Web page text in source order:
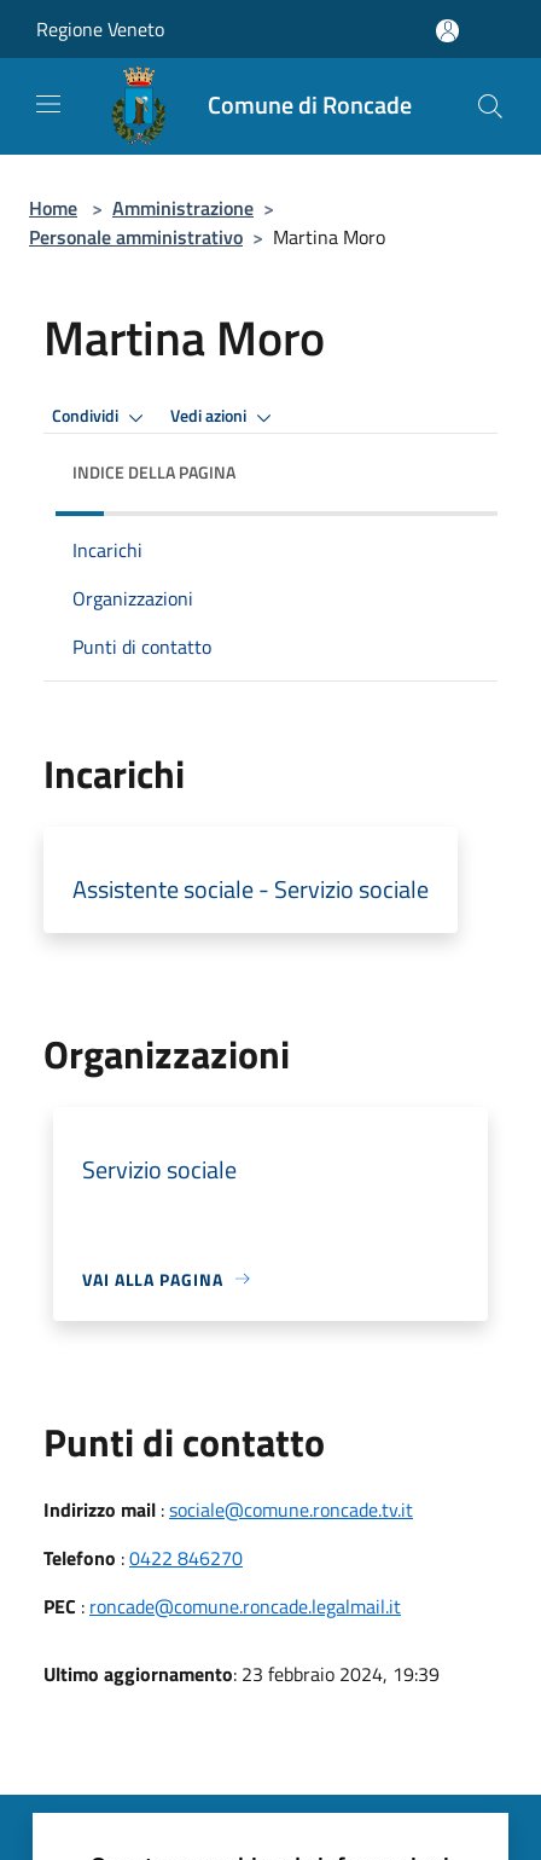
Regione Veneto
Comune di Roncade
Home > Amministrazione >
Personale amministrativo > Martina Moro
Martina Moro
Condividi Vedi azioni
INDICE DELLA PAGINA
Incarichi
Organizzazioni
Punti di contatto
Incarichi
Assistente sociale - Servizio sociale
Organizzazioni
Servizio sociale
VAI ALLA PAGINA
Punti di contatto
Indirizzo mail :sociale@comune.roncade.tv.it
Telefono :0422 846270
PEC : roncade@comune.roncade.legalmail.it
Ultimo aggiornamento: 23 febbraio 2024, 19:39